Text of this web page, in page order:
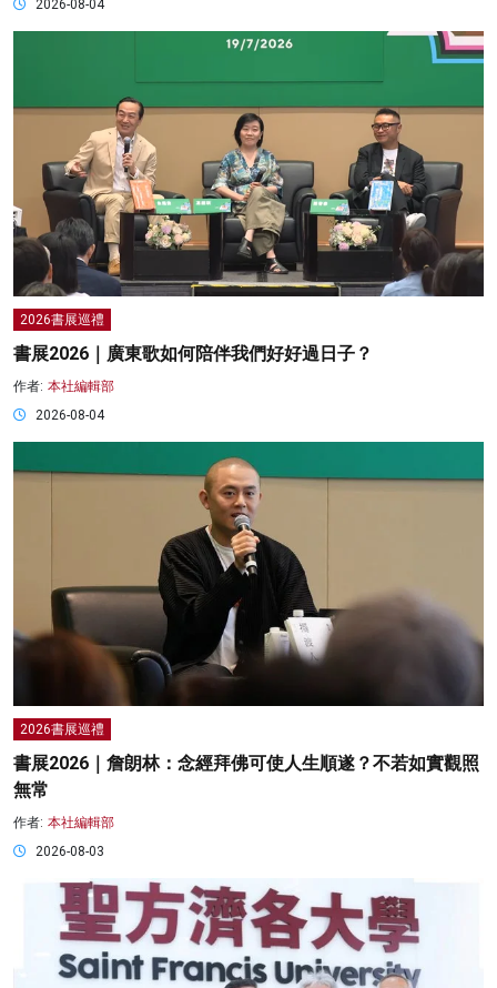
2026-08-04
2026書展巡禮
書展2026｜廣東歌如何陪伴我們好好過日子？
作者: 本社編輯部
2026-08-04
2026書展巡禮
書展2026｜詹朗林：念經拜佛可使人生順遂？不若如實觀照
無常
作者: 本社編輯部
2026-08-03